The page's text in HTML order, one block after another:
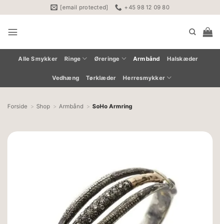
til
indhold
[email protected] +45 98 12 09 80
Alle Smykker Ringe Øreringe Armbånd Halskæder
Vedhæng Tørklæder Herresmykker
Forside Shop Armbånd SoHo Armring